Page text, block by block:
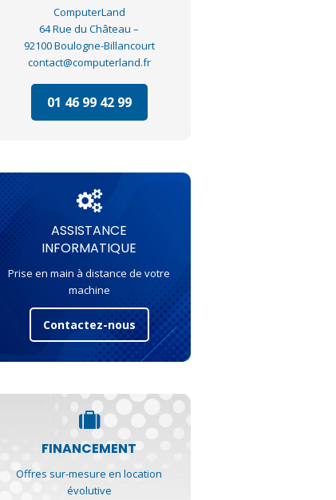
ComputerLand
64 Rue du Château –
92100 Boulogne-Billancourt
contact@computerland.fr
01 46 99 42 99
ASSISTANCE
INFORMATIQUE
Prise en main à distance de votre
machine
Contactez-nous
FINANCEMENT
Offres sur-mesure en location
évolutive